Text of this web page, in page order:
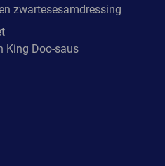
zwartesesamdressing
King Doo-saus